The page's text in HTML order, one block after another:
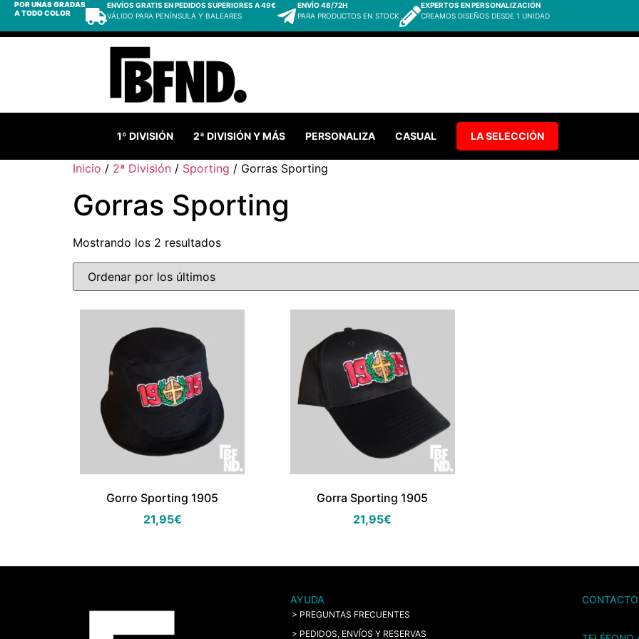
POR UNAS GRADAS
A TODO COLOR
ENVÍOS GRATIS EN PEDIDOS SUPERIORES A 49€
VÁLIDO PARA PENÍNSULA Y BALEARES
ENVÍO 48/72H
PARA PRODUCTOS EN STOCK
EXPERTOS EN PERSONALIZACIÓN
CREAMOS DISEÑOS DESDE 1 UNIDAD
1º DIVISIÓN 2ª DIVISIÓN Y MÁS PERSONALIZA CASUAL LA SELECCIÓN
Inicio / 2ª División / Sporting / Gorras Sporting
Gorras Sporting
Mostrando los 2 resultados
Gorro Sporting 1905
21,95€
Gorra Sporting 1905
21,95€
AYUDA
> PREGUNTAS FRECUENTES
> PEDIDOS, ENVÍOS Y RESERVAS
CONTACTO